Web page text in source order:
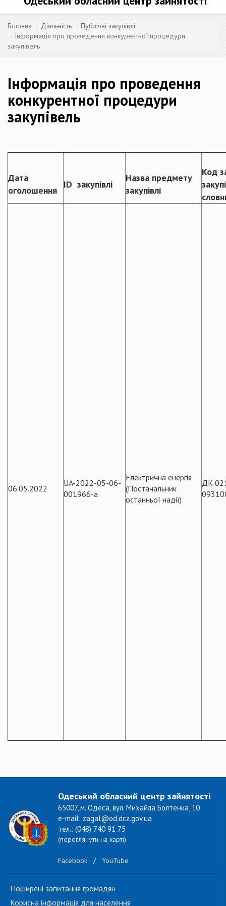
Головна Діяльність
Публічні закупівлі
Інформація про проведення конкурентної процедури
закупівель
Інформація про проведення
конкурентної процедури
закупівель
Дата
оголошення
ID закупівлі
Назва предмету
закупівлі
Код
06.05.2022
UA-2022-05-06-
001966-a
Електрична енергія
(Постачальник
останньої надії)
ДК
Одеський обласний центр зайнятості
65007, м. Одеса, вул. Михайла Болтенка, 10
e-mail: zagal@od.dcz.gov.ua
тел.: (048) 740 91 75
(переглянути на карті)
Facebook / YouTube
Поширені запитання громадян
Корисна інформація для населення